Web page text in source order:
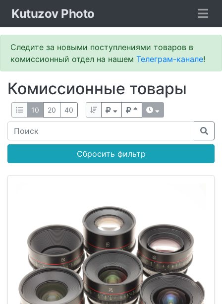
Kutuzov Photo
Следите за новыми поступлениями товаров в
комиссионный отдел на нашем Телеграм-канале!
Комиссионные товары
10 20 40
Сбросить фильтр